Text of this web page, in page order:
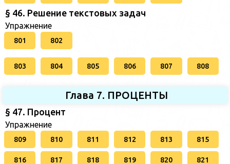
§ 46. Решение текстовых задач
Упражнение
801 802
803 804 805 806 807 808
Глава 7. ПРОЦЕНТЫ
§ 47. Процент
Упражнение
809 810 811 812 813 815
816 817 818 819 820 821